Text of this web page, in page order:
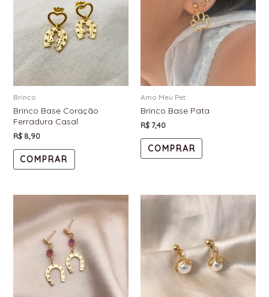
Brinco
Brinco Base Coração
Ferradura Casal
R$8,90
COMPRAR
Amo Meu Pet
Brinco Base Pata
R$7,40
COMPRAR